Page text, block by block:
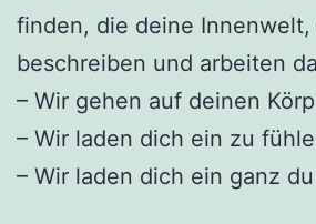
finden, die deine Innenwelt,
beschreiben und arbeiten
– Wir gehen auf deinen
– Wir laden dich ein zu
– Wir laden dich ein ganz